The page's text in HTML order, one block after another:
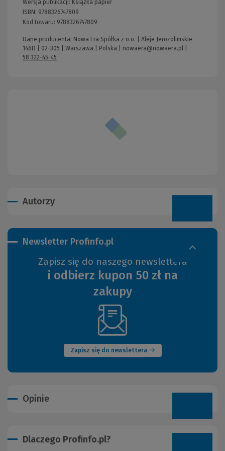
Wersja publikacji: Książka papier
ISBN: 9788326747809
Kod towaru: 9788326747809
Dane producenta: Nowa Era Spółka z o.o. | Aleje Jerozolimskie
146D | 02-305 | Warszawa | Polska | nowaera@nowaera.pl
58 322-45-45
Autorzy
Newsletter Profinfo.pl
Zapisz się do naszego newslettera
i odbierz kupon 50 zł na
zakupy
Zapisz się do newslettera
(Nowe
okno)
Opinie
Dlaczego Profinfo.pl?